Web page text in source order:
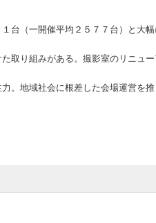
（一開催平均２５７７台）と大
り組みがある。撮影室のリニュ
地域社会に根差した会場運営を